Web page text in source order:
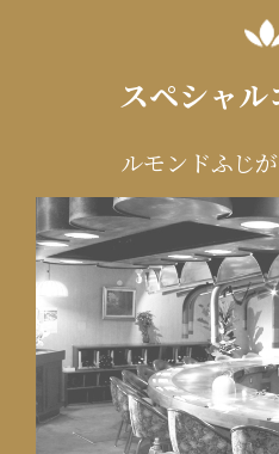
スペシャル
ルモンドふじ